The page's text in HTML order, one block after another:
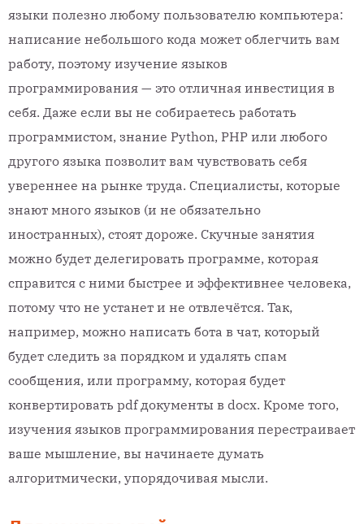
языки полезно любому пользователю компьютера:
написание небольшого кода может облегчить вам
работу, поэтому изучение языков
программирования — это отличная инвестиция в
себя. Даже если вы не собираетесь работать
программистом, знание Python, PHP или любого
другого языка позволит вам чувствовать себя
увереннее на рынке труда. Специалисты, которые
знают много языков (и не обязательно
иностранных), стоят дороже. Скучные занятия
можно будет делегировать программе, которая
справится с ними быстрее и эффективнее человека,
потому что не устанет и не отвлечётся. Так,
например, можно написать бота в чат, который
будет следить за порядком и удалять спам
сообщения, или программу, которая будет
конвертировать pdf документы в docx. Кроме того,
изучения языков программирования перестраивает
ваше мышление, вы начинаете думать
алгоритмически, упорядочивая мысли.